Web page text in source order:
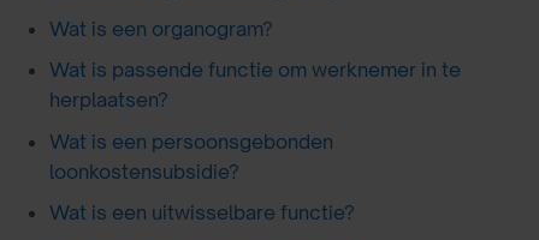
Wat is een organogram?
Wat is passende functie om werknemer in te
herplaatsen?
Wat is een persoonsgebonden
loonkostensubsidie?
Wat is een uitwisselbare functie?